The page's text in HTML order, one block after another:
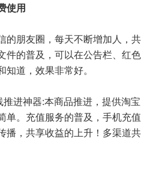
使用
的朋友圈，每天不断增加人，
件的普及，可以在公告栏、红
道，效果非常好。
推进神器:本商品推进，提供淘
单。充值服务的普及，手机充
播，共享收益的上升！多渠道